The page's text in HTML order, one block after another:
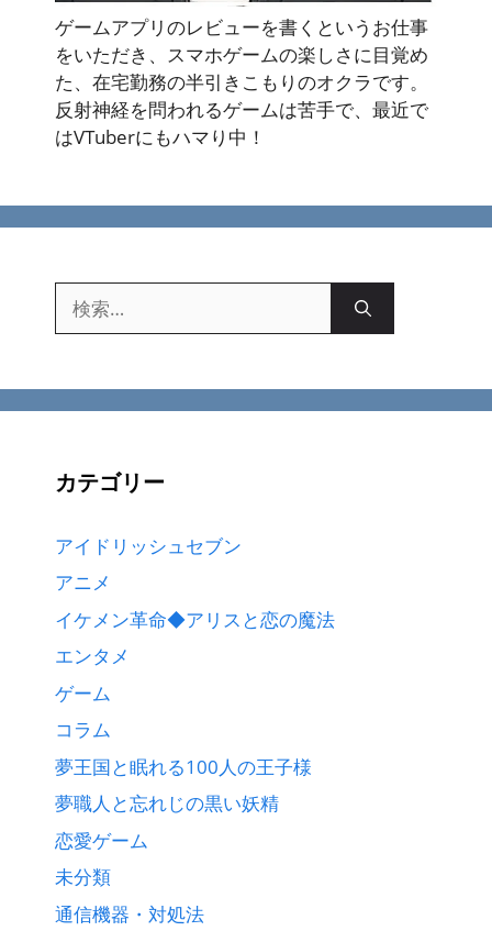
ゲームアプリのレビューを書くというお仕事
をいただき、スマホゲームの楽しさに目覚め
た、在宅勤務の半引きこもりのオクラです。
反射神経を問われるゲームは苦手で、最近で
はVTuberにもハマり中！
索:
カテゴリー
アイドリッシュセブン
アニメ
イケメン革命◆アリスと恋の魔法
エンタメ
ゲーム
コラム
夢王国と眠れる100人の王子様
夢職人と忘れじの黒い妖精
恋愛ゲーム
未分類
通信機器・対処法